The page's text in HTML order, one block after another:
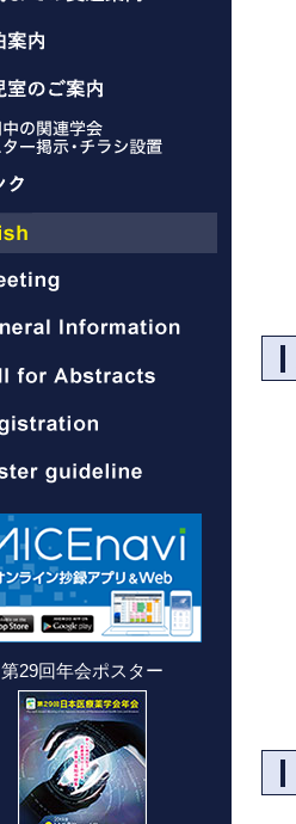
第29回年会ポスター